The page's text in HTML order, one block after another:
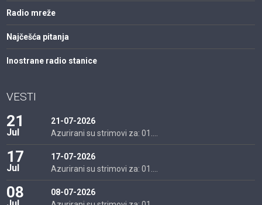
Radio mreže
Najčešća pitanja
Inostrane radio stanice
VESTI
21
Jul
21-07-2026
Azurirani su strimovi za: 01....
17
Jul
17-07-2026
Azurirani su strimovi za: 01....
08
08-07-2026